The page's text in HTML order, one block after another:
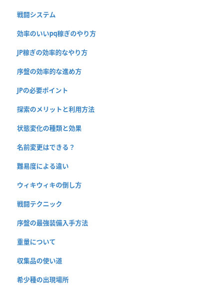
戦闘システム
効率のいいpq稼ぎのやり方
JP稼ぎの効率的なやり方
序盤の効率的な進め方
JPの必要ポイント
探索のメリットと利用方法
状態変化の種類と効果
名前変更はできる？
難易度による違い
ウィキウィキの倒し方
戦闘テクニック
序盤の最強装備入手方法
重量について
収集品の使い道
希少種の出現場所